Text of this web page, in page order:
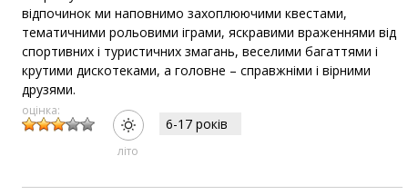
відпочинок ми наповнимо захоплюючими квестами,
тематичними рольовими іграми, яскравими враженнями від
спортивних і туристичних змагань, веселими багаттями і
крутими дискотеками, а головне – справжніми і вірними
друзями.
оцінка:
лiто
6-17 рокiв